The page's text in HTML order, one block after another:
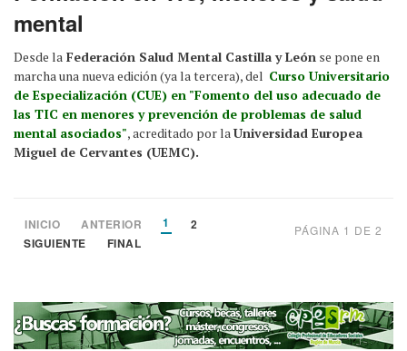
mental
Desde la Federación Salud Mental Castilla y León se pone en
marcha una nueva edición (ya la tercera), del Curso Universitario
de Especialización (CUE) en "Fomento del uso adecuado de
las TIC en menores y prevención de problemas de salud
mental asociados", acreditado por laUniversidad Europea
Miguel de Cervantes (UEMC).
PÁGINA 1 DE 2
INICIO ANTERIOR 1
2
SIGUIENTE
FINAL